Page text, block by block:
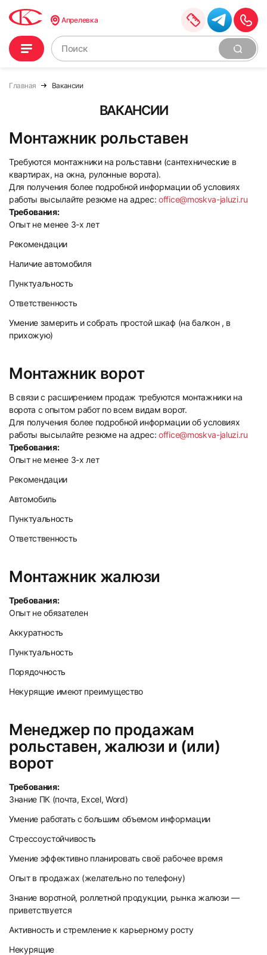
Апрелевка
Главная Вакансии
ВАКАНСИИ
Монтажник рольставен
Требуются монтажники на рольставни (сантехнические в
квартирах, на окна, рулонные ворота).
Для получения более подробной информации об условиях
работы высылайте резюме на адрес:office@moskva-jaluzi.ru
Требования:
Опыт не менее 3-х лет
Рекомендации
Наличие автомобиля
Пунктуальность
Ответственность
Умение замерить и собрать простой шкаф (на балкон , в
прихожую)
Монтажник ворот
В связи с расширением продаж требуются монтажники на
ворота с опытом работ по всем видам ворот.
Для получения более подробной информации об условиях
работы высылайте резюме на адрес:office@moskva-jaluzi.ru
Требования:
Опыт не менее 3-х лет
Рекомендации
Автомобиль
Пунктуальность
Ответственность
Монтажник жалюзи
Требования:
Опыт не обязателен
Аккуратность
Пунктуальность
Порядочность
Некурящие имеют преимущество
Менеджер по продажам
рольставен, жалюзи и (или)
ворот
Требования:
Знание ПК (почта, Excel, Word)
Умение работать с большим объемом информации
Стрессоустойчивость
Умение эффективно планировать своё рабочее время
Опыт в продажах (желательно по телефону)
Знание воротной, роллетной продукции, рынка жалюзи —
приветствуется
Активность и стремление к карьерному росту
Некурящие